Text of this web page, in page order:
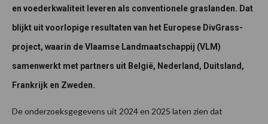
en voederkwaliteit leveren als conventionele graslanden. Dat
blijkt uit voorlopige resultaten van het Europese DivGrass-
project, waarin de Vlaamse Landmaatschappij (VLM)
samenwerkt met partners uit België, Nederland, Duitsland,
Frankrijk en Zweden.
De onderzoeksgegevens uit 2024 en 2025 laten zien dat